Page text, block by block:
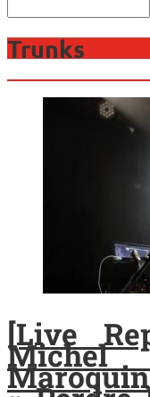
Trunks
[Live